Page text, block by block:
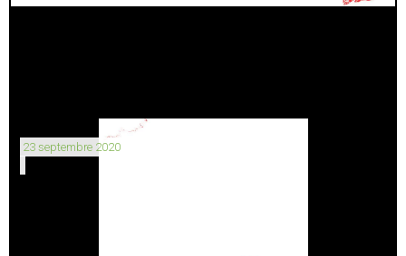
23 septembre 2020